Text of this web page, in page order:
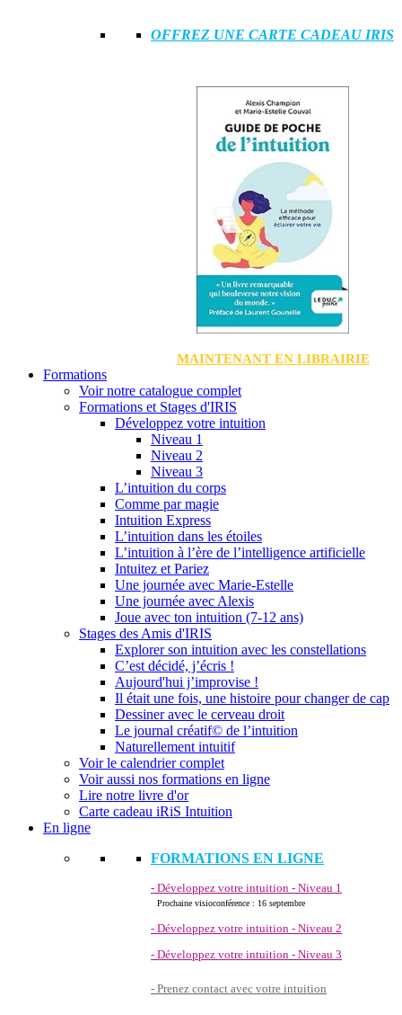
OFFREZ UNE CARTE CADEAU IRIS
MAINTENANT EN LIBRAIRIE
Formations
Voir notre catalogue complet
Formations et Stages d'IRIS
Développez votre intuition
Niveau 1
Niveau 2
Niveau 3
L’intuition du corps
Comme par magie
Intuition Express
L’intuition dans les étoiles
L’intuition à l’ère de l’intelligence artificielle
Intuitez et Pariez
Une journée avec Marie-Estelle
Une journée avec Alexis
Joue avec ton intuition (7-12 ans)
Stages des Amis d'IRIS
Explorer son intuition avec les constellations
C’est décidé, j’écris !
Aujourd'hui j’improvise !
Il était une fois, une histoire pour changer de cap
Dessiner avec le cerveau droit
Le journal créatif© de l’intuition
Naturellement intuitif
Voir le calendrier complet
Voir aussi nos formations en ligne
Lire notre livre d'or
Carte cadeau iRiS Intuition
En ligne
FORMATIONS EN LIGNE
- Développez votre intuition - Niveau 1
Prochaine visioconférence : 16 septembre
- Développez votre intuition - Niveau 2
- Développez votre intuition - Niveau 3
- Prenez contact avec votre intuition